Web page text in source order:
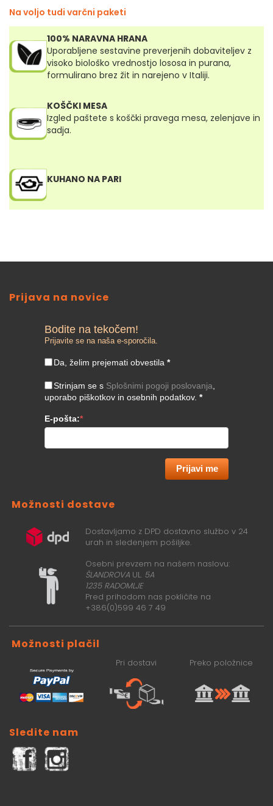
Na voljo tudi varčni paketi
100% NARAVNA HRANA
Uporabljene sestavine preverjenih dobaviteljev z
visoko biološko vrednostjo lososa in purana,
formulirano brez žit in narejeno v Italiji.
KOŠČKI MESA
Izgled paštete s koščki pravega mesa, zelenjave in
sadja.
KUHANO NA PARI
Prijava na novice
Bodite na tekočem!
Prijavite se na naša e-sporočila.
Da, želim prejemati obvestila *
Strinjam se s Splošnimi pogoji poslovanja
uporabo piškotkov in osebnih podatkov. *
E-pošta:*
Prijavi me
Možnosti dostave
Dostavljamo z DPD dostavno službo v 24
urah in sledenjem pošiljke.
Osebni prevzem na našem naslovu:
ŠLANDROVA UL. 5A
1235 RADOMLJE
Pred prihodom nas pokličite na
+386(0)599 46 7 49
Možnosti plačil
Pri dostavi Preko položnice
Sledite nam